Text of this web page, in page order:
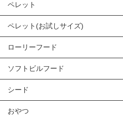
ペレット
ペレット(お試しサイズ)
ローリーフード
ソフトビルフード
シード
おやつ